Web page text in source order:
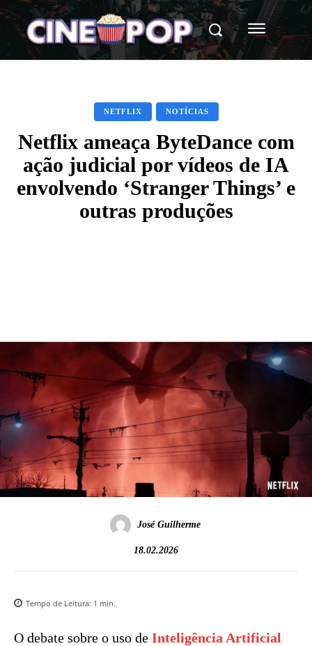
NETFLIX NOTÍCIAS
Netflix ameaça ByteDance com
ação judicial por vídeos de IA
envolvendo ‘Stranger Things’ e
outras produções
José Guilherme
18.02.2026
Tempo de Leitura: 1 min.
O debate sobre o uso de Inteligência Artificial